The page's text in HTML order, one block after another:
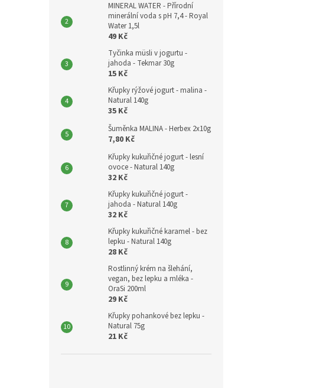
MINERAL WATER - Přírodní
minerální voda s pH 7,4 - Royal
Water 1,5l
49 Kč
Tyčinka müsli v jogurtu -
jahoda - Tekmar 30g
15 Kč
Křupky rýžové jogurt - malina -
Natural 140g
35 Kč
Šuměnka MALINA - Herbex 2x10g
7,80 Kč
Křupky kukuřičné jogurt - lesní
ovoce - Natural 140g
32 Kč
Křupky kukuřičné jogurt -
jahoda - Natural 140g
32 Kč
Křupky kukuřičné karamel - bez
lepku - Natural 140g
28 Kč
Rostlinný krém na šlehání,
vegan, bez lepku a mléka -
OraSi 200ml
29 Kč
Křupky pohankové bez lepku -
Natural 75g
21 Kč